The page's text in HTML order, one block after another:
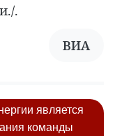
.
ВИА
является
команды